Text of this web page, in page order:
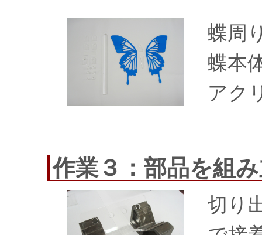
蝶周
蝶本
アク
作業３：部品を組
切り